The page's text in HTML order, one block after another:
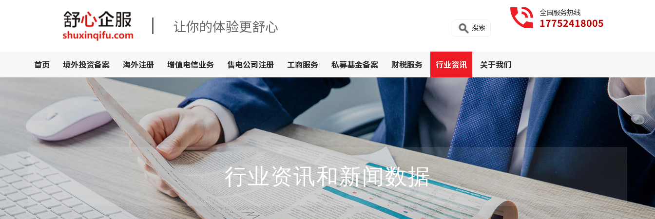
让你的体验更舒心
全国服务热线
17752418005
搜索
首页 境外投资备案 海外注册 增值电信业务 售电公司注册 工商服务 私募基金备案 财税服务 行业资讯 关于我们
行业资讯和新闻数据